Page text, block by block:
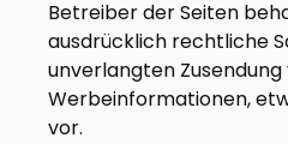
Betreiber der Seiten
ausdrücklich rechtliche
unverlangten Zusendung
Werbeinformationen,
vor.